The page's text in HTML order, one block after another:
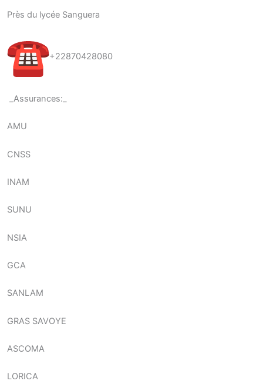
Près du lycée Sanguera
+22870428080
_Assurances:_
AMU
CNSS
INAM
SUNU
NSIA
GCA
SANLAM
GRAS SAVOYE
ASCOMA
LORICA